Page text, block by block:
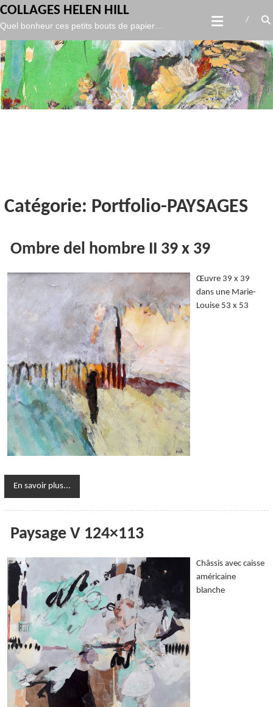
gtag('config', 'UA-119986127-1', );
to
content
COLLAGES HELEN HILL
Quel bonheur ces petits bouts de papier…
Catégorie: Portfolio-PAYSAGES
Ombre del hombre II 39 x 39
Œuvre 39 x 39
dans une Marie-
Louise 53 x 53
En savoir plus...
Paysage V 124×113
Châssis avec caisse
américaine
blanche